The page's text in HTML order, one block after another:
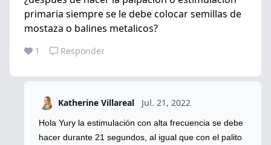
primaria siempre se le debe colocar semillas de
mostaza o balines metalicos?
1 Responder
Katherine Villareal Jul. 21, 2022
Hola Yury la estimulación con alta frecuencia se debe
hacer durante 21 segundos, al igual que con el palito